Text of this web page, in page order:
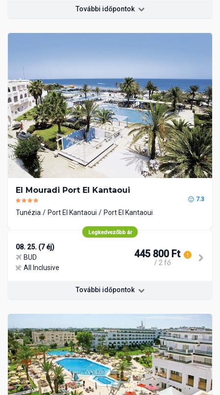
További időpontok
El Mouradi Port El Kantaoui
7.3
Tunézia Port El Kantaoui Port El Kantaoui
Legkedvezőbb ár
08. 25. (7 éj)
BUD
All Inclusive
445 800 Ft
/ 2 fő
További időpontok